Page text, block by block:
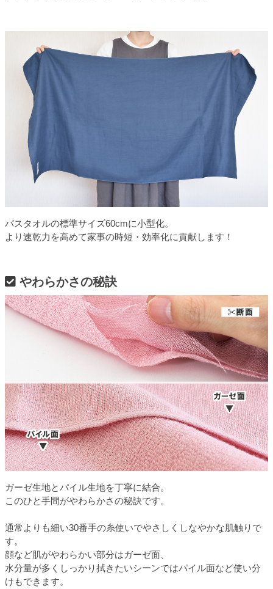
バスタオルの標準サイズ60cmに小型化。
より速乾力を高めて家事の時短・効率化に貢献します！
やわらかさの秘訣
ガーゼ生地とパイル生地を丁寧に結合。
このひと手間がやわらかさの秘訣です。
通常よりも細い30番手の糸使いでやさしくしなやかな肌触りで
す。
顔など肌がやわらかい部分はガーゼ面、
水分量が多くしっかり拭きたいシーンではパイル面など使い分
けもできます。